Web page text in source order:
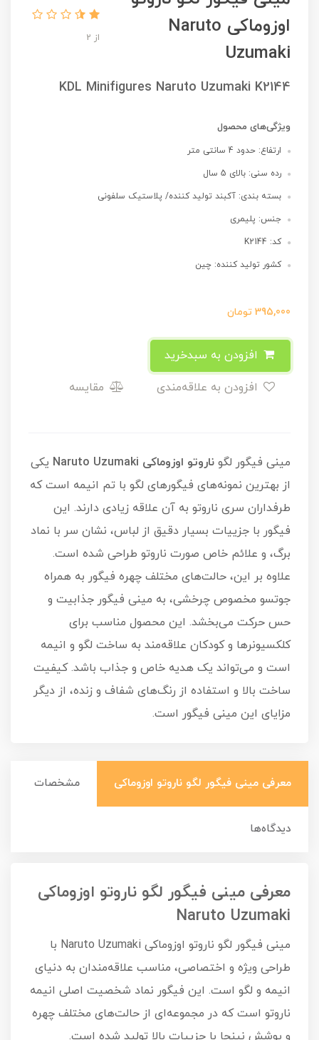
اوزوماکی Naruto
Uzumaki
از 2
KDL Minifigures Naruto Uzumaki K2144
ویژگی‌های محصول
ارتفاع: حدود 4 سانتی متر
رده سنی: بالای 5 سال
بسته بندی: آکبند تولید کننده/ پلاستیک سلفونی
جنس: پلیمری
کد: K2144
کشور تولید کننده: چین
395,000 تومان
مقایسه
مینی فیگور لگو ناروتو اوزوماکی Naruto Uzumaki
یکی
از بهترین نمونه‌های فیگورهای لگو با تم انیمه است که
طرفداران سری ناروتو به آن علاقه زیادی دارند. این
فیگور با جزییات بسیار دقیق از لباس، نشان سر با نماد
برگ، و علائم خاص صورت ناروتو طراحی شده است.
علاوه بر این، حالت‌های مختلف چهره فیگور به همراه
جوتسو مخصوص چرخشی، به مینی فیگور جذابیت و
حس حرکت می‌بخشد. این محصول مناسب برای
کلکسیونرها و کودکان علاقه‌مند به ساخت لگو و انیمه
است و می‌تواند یک هدیه خاص و جذاب باشد. کیفیت
ساخت بالا و استفاده از رنگ‌های شفاف و زنده، از دیگر
مزایای این مینی فیگور است.
معرفی مینی فیگور لگو ناروتو اوزوماکی مشخصات
دیدگاه‌ها
معرفی مینی فیگور لگو ناروتو اوزوماکی
Naruto Uzumaki
مینی فیگور لگو ناروتو اوزوماکی Naruto Uzumaki با
طراحی ویژه و اختصاصی، مناسب علاقه‌مندان به دنیای
انیمه و لگو است. این فیگور نماد شخصیت اصلی انیمه
ناروتو است که در مجموعه‌ای از حالت‌های مختلف چهره
و پوشش نینجا با جزییات بالا تولید شده است.